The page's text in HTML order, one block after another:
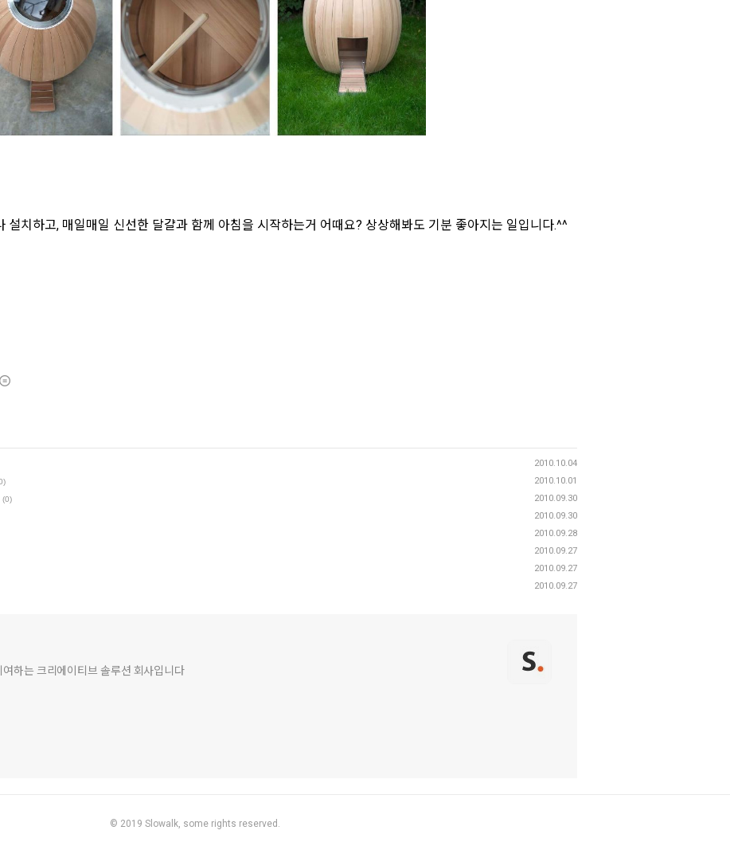
설치하고, 매일매일 신선한 달걀과 함께 아침을 시작하는거 어때요? 상상해봐도 기분 좋아지는 일입니다.^^
2010.10.04
2010.10.01
(0) 2010.09.30
2010.09.30
2010.09.28
2010.09.27
2010.09.27
2010.09.27
하는 크리에이티브 솔루션 회사입니다
© 2019 Slowalk, some rights reserved.